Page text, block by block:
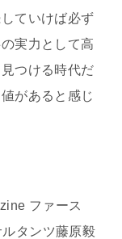
ていけば必ず
実力として高
つける時代だ
があると感じ
ファース
タンツ藤原毅